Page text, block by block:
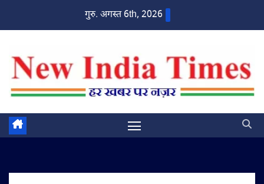
गुरु. अगस्त 6th, 2026